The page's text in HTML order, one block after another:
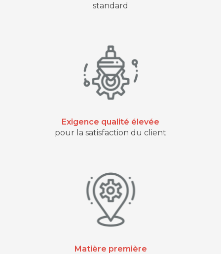
standard
Exigence qualité élevée
pour la satisfaction du client
Matière première